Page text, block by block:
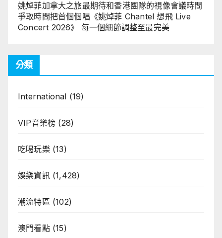
姚焯菲加拿大之旅最期待和香港團隊的視像會議時間
爭取時間把首個個唱《姚焯菲 Chantel 想飛 Live
Concert 2026》 每一個細節調整至最完美
分類
International (19)
VIP音樂榜 (28)
吃喝玩樂(13)
娛樂資訊(1,428)
潮流特區 (102)
澳門看點(15)